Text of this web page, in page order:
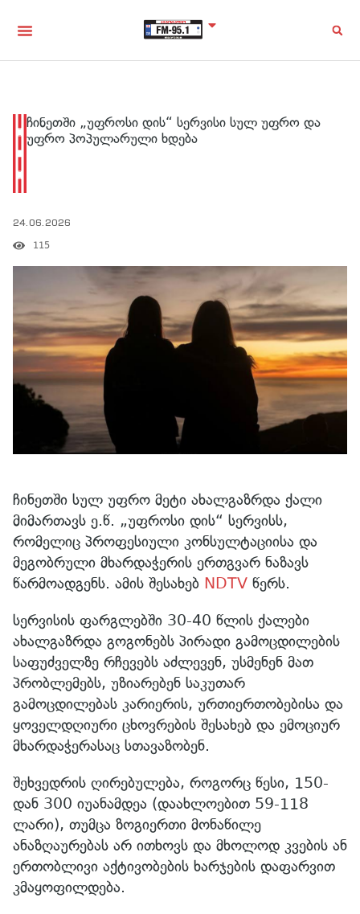
ჩინეთში „უფროსი დის“ სერვისი სულ უფრო და
უფრო პოპულარული ხდება
24.06.2026
115
ჩინეთში სულ უფრო მეტი ახალგაზრდა ქალი
მიმართავს ე.წ. „უფროსი დის“ სერვისს,
რომელიც პროფესიული კონსულტაციისა და
მეგობრული მხარდაჭერის ერთგვარ ნაზავს
წარმოადგენს. ამის შესახებ NDTV წერს.
სერვისის ფარგლებში 30-40 წლის ქალები
ახალგაზრდა გოგონებს პირადი გამოცდილების
საფუძველზე რჩევებს აძლევენ, უსმენენ მათ
პრობლემებს, უზიარებენ საკუთარ
გამოცდილებას კარიერის, ურთიერთობებისა და
ყოველდღიური ცხოვრების შესახებ და ემოციურ
მხარდაჭერასაც სთავაზობენ.
შეხვედრის ღირებულება, როგორც წესი, 150-
დან 300 იუანამდეა (დაახლოებით 59-118
ლარი), თუმცა ზოგიერთი მონაწილე
ანაზღაურებას არ ითხოვს და მხოლოდ კვების ან
ერთობლივი აქტივობების ხარჯების დაფარვით
კმაყოფილდება.